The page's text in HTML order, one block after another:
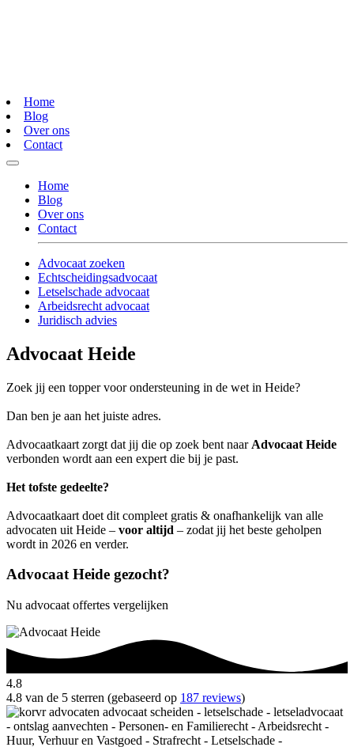
Home
Blog
Over ons
Contact
Home
Blog
Over ons
Contact
Advocaat zoeken
Echtscheidingsadvocaat
Letselschade advocaat
Arbeidsrecht advocaat
Juridisch advies
Advocaat Heide
Zoek jij een topper voor ondersteuning in de wet in Heide?
Dan ben je aan het juiste adres.
Advocaatkaart zorgt dat jij die op zoek bent naar Advocaat Heide
verbonden wordt aan een expert die bij je past.
Het tofste gedeelte?
Advocaatkaart doet dit compleet gratis & onafhankelijk van alle
advocaten uit Heide – voor altijd – zodat jij het beste geholpen
wordt in 2026 en verder.
Advocaat Heide gezocht?
Nu advocaat offertes vergelijken
4.8
4.8 van de 5 sterren (gebaseerd op 187 reviews)